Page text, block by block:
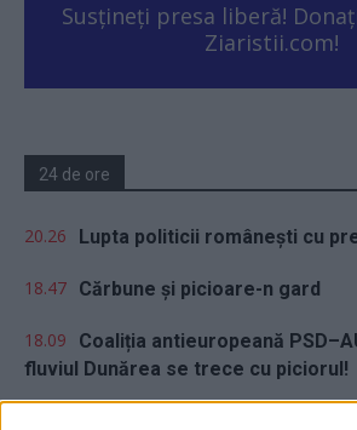
Susțineți presa liberă!
Ziaristii.com!
24 de ore
20.26 Lupta politicii românești cu
18.47 Cărbune și picioare-n gard
18.09
Coaliția antieuropeană
fluviul Dunărea se trece cu piciorul!